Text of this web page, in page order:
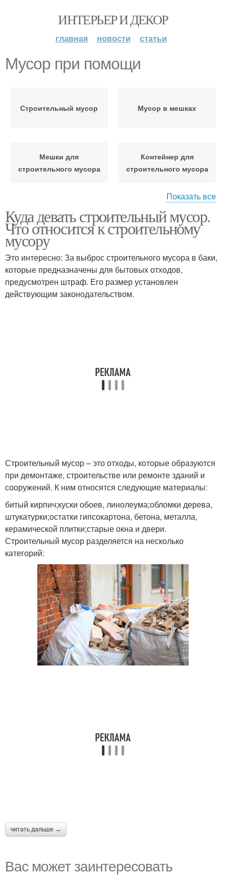
ИНТЕРЬЕР И ДЕКОР
главная новости статьи
Мусор при помощи
Строительный мусор Мусор в мешках
Мешки для
строительного мусора
Контейнер для
строительного мусора
мусор
Показать все
Куда девать строительный мусор.
Что относится к строительному
мусору
Это интересно: За выброс строительного мусора в баки,
которые предназначены для бытовых отходов,
предусмотрен штраф. Его размер установлен
действующим законодательством.
Строительный мусор – это отходы, которые образуются
при демонтаже, строительстве или ремонте зданий и
сооружений. К ним относятся следующие материалы:
битый кирпич;куски обоев, линолеума;обломки дерева,
штукатурки;остатки гипсокартона, бетона, металла,
керамической плитки;старые окна и двери.
Строительный мусор разделяется на несколько
категорий:
читать дальше →
Вас может заинтересовать